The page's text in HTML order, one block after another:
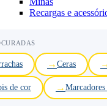
Recargas e
Ceras
de cor Marcadores